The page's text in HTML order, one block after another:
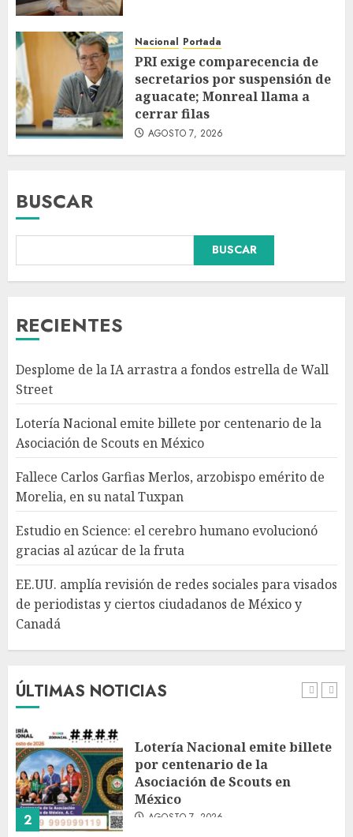
Nacional Portada
PRI exige comparecencia de
secretarios por suspensión de
aguacate; Monreal llama a
cerrar filas
AGOSTO 7, 2026
BUSCAR
BUSCAR
RECIENTES
Desplome de la IA arrastra a fondos estrella de Wall
Street
Lotería Nacional emite billete por centenario de la
Asociación de Scouts en México
Fallece Carlos Garfias Merlos, arzobispo emérito de
Morelia, en su natal Tuxpan
Estudio en Science: el cerebro humano evolucionó
gracias al azúcar de la fruta
EE.UU. amplía revisión de redes sociales para visados
de periodistas y ciertos ciudadanos de México y
Canadá
ÚLTIMAS NOTICIAS
3
Fallece Carlos Garfias Merlos,
4
humano evolucionó gracias al
azúcar de la fruta
AGOSTO 7, 2026
EE.UU. amplía revisión de
redes sociales para visados de
periodistas y ciertos
ciudadanos de México y
Canadá
AGOSTO 7, 2026
1
fondos estrella de Wall Street
2
Lotería Nacional emite billete
por centenario de la
Asociación de Scouts en
México
AGOSTO 7, 2026